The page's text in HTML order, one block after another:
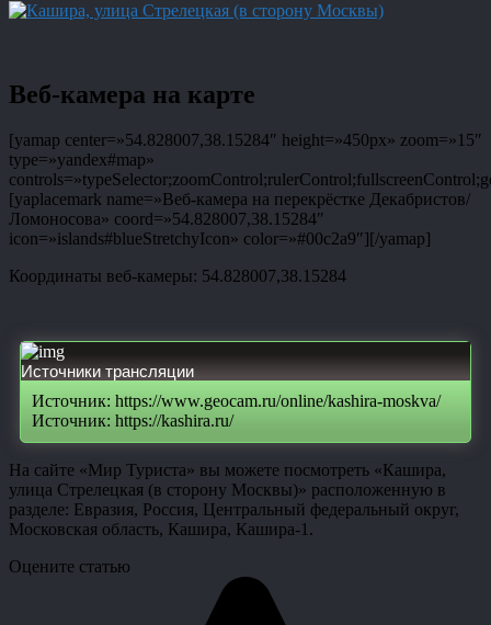
Веб-камера на карте
[yamap center=»54.828007,38.15284″ height=»450px» zoom=»15″
type=»yandex#map»
[yaplacemark name=»Веб-камера на перекрёстке Декабристов/
Ломоносова» coord=»54.828007,38.15284″
icon=»islands#blueStretchyIcon» color=»#00c2a9″][/yamap]
Координаты веб-камеры: 54.828007,38.15284
Источники трансляции
Источник: https://www.geocam.ru/online/kashira-moskva/
Источник: https://kashira.ru/
На сайте «Мир Туриста» вы можете посмотреть «Кашира,
улица Стрелецкая (в сторону Москвы)» расположенную в
разделе: Евразия, Россия, Центральный федеральный округ,
Московская область, Кашира, Кашира-1.
Оцените статью